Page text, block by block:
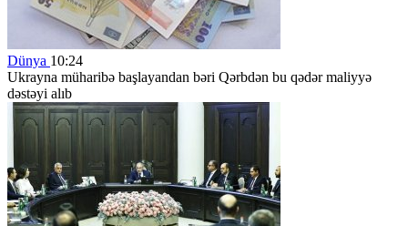
Dünya 10:24
Ukrayna müharibə başlayandan bəri Qərbdən bu qədər maliyyə
dəstəyi alıb